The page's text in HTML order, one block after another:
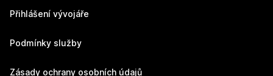
Přihlášení vývojáře
Podmínky služby
Zásady ochrany osobních údajů